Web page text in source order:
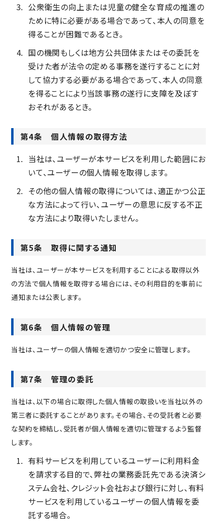
公衆衛生の向上または児童の健全な育成の推進の
ために特に必要がある場合であって、本人の同意を
得ることが困難であるとき。
国の機関もしくは地方公共団体またはその委託を
受けた者が法令の定める事務を遂行することに対
して協力する必要がある場合であって、本人の同意
を得ることにより当該事務の遂行に支障を及ぼす
おそれがあるとき。
第4条 個人情報の取得方法
当社は、ユーザーが本サービスを利用した範囲にお
いて、ユーザーの個人情報を取得します。
その他の個人情報の取得については、適正かつ公正
な方法によって行い、ユーザーの意思に反する不正
な方法により取得いたしません。
第5条 取得に関する通知
当社は、ユーザーが本サービスを利用することによる取得以外
の方法で個人情報を取得する場合には、その利用目的を事前に
通知または公表します。
第6条 個人情報の管理
当社は、ユーザーの個人情報を適切かつ安全に管理します。
第7条 管理の委託
当社は、以下の場合に取得した個人情報の取扱いを当社以外の
第三者に委託することがあります。その場合、その受託者と必要
な契約を締結し、受託者が個人情報を適切に管理するよう監督
します。
有料サービスを利用しているユーザーに利用料金
を請求する目的で、弊社の業務委託先である決済シ
ステム会社、クレジット会社および銀行に対し、有料
サービスを利用しているユーザーの個人情報を委
託する場合。